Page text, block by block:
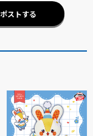
ポストする